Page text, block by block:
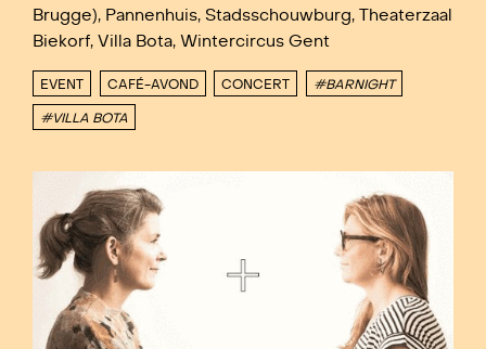
Brugge), Pannenhuis, Stadsschouwburg, Theaterzaal
Biekorf, Villa Bota, Wintercircus Gent
EVENT CAFÉ-AVOND CONCERT #BARNIGHT
#VILLA BOTA